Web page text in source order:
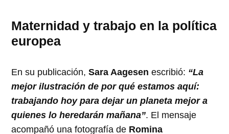
Maternidad y trabajo en la política
europea
En su publicación,Sara Aagesen escribió: “La
mejor ilustración de por qué estamos aquí:
trabajando hoy para dejar un planeta mejor a
quienes lo heredarán mañana”. El mensaje
acompañó una fotografía de Romina